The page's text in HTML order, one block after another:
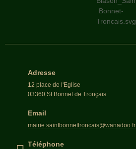
Adresse
12 place de l'Eglise
03360 St Bonnet de Tronçais
Email
mairie.saintbonnettroncais@wanadoo.fr
Téléphone